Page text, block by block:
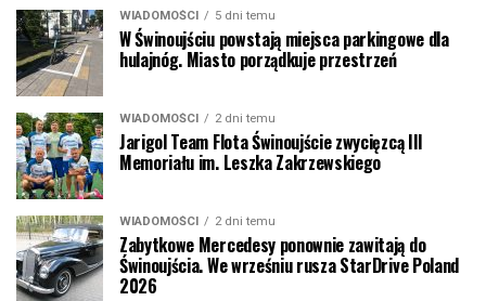
WIADOMOŚCI 5 dni temu
W Świnoujściu powstają miejsca parkingowe dla
hulajnóg. Miasto porządkuje przestrzeń
WIADOMOŚCI 2 dni temu
Jarigol Team Flota Świnoujście zwycięzcą III
Memoriału im. Leszka Zakrzewskiego
WIADOMOŚCI 2 dni temu
Zabytkowe Mercedesy ponownie zawitają do
Świnoujścia. We wrześniu rusza StarDrive Poland
2026